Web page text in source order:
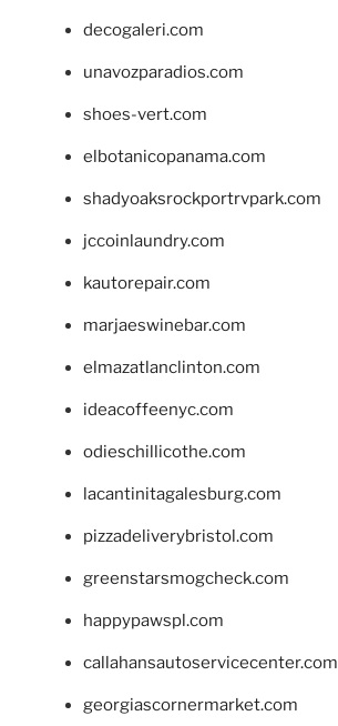
decogaleri.com
unavozparadios.com
shoes-vert.com
elbotanicopanama.com
shadyoaksrockportrvpark.com
jccoinlaundry.com
kautorepair.com
marjaeswinebar.com
elmazatlanclinton.com
ideacoffeenyc.com
odieschillicothe.com
lacantinitagalesburg.com
pizzadeliverybristol.com
greenstarsmogcheck.com
happypawspl.com
callahansautoservicecenter.com
georgiascornermarket.com